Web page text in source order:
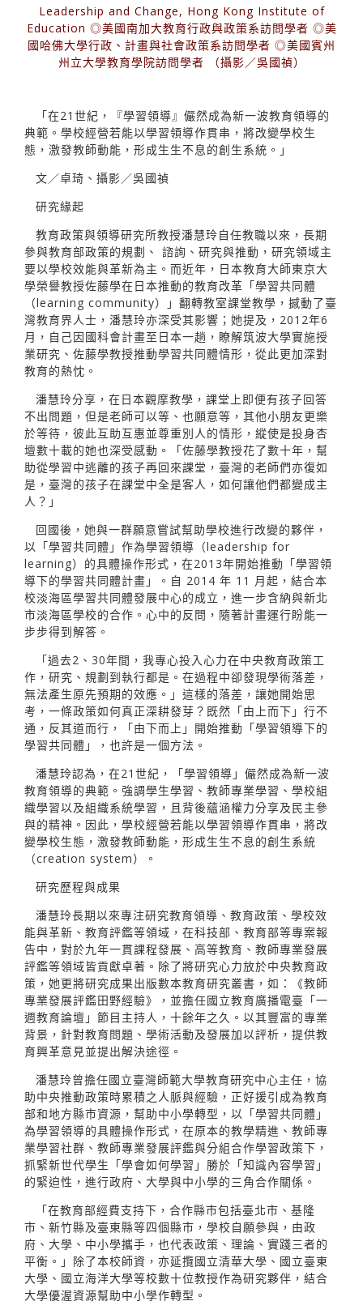
Leadership and Change, Hong Kong Institute of
Education ◎美國南加大教育行政與政策系訪問學者 ◎美
國哈佛大學行政、計畫與社會政策系訪問學者 ◎美國賓州
州立大學教育學院訪問學者 （攝影／吳國禎）
「在21世紀，『學習領導』儼然成為新一波教育領導的
典範。學校經營若能以學習領導作貫串，將改變學校生
態，激發教師動能，形成生生不息的創生系統。」
文／卓琦、攝影／吳國禎
研究緣起
教育政策與領導研究所教授潘慧玲自任教職以來，長期
參與教育部政策的規劃、 諮詢、研究與推動，研究領域主
要以學校效能與革新為主。而近年，日本教育大師東京大
學榮譽教授佐藤學在日本推動的教育改革「學習共同體
（learning community）」翻轉教室課堂教學，撼動了臺
灣教育界人士，潘慧玲亦深受其影響；她提及，2012年6
月，自己因國科會計畫至日本一趟，瞭解筑波大學實施授
業研究、佐藤學教授推動學習共同體情形，從此更加深對
教育的熱忱。
潘慧玲分享，在日本觀摩教學，課堂上即便有孩子回答
不出問題，但是老師可以等、也願意等，其他小朋友更樂
於等待，彼此互助互惠並尊重別人的情形，縱使是投身杏
壇數十載的她也深受感動。「佐藤學教授花了數十年，幫
助從學習中逃離的孩子再回來課堂，臺灣的老師們亦復如
是，臺灣的孩子在課堂中全是客人，如何讓他們都變成主
人？」
回國後，她與一群願意嘗試幫助學校進行改變的夥伴，
以「學習共同體」作為學習領導（leadership for
learning）的具體操作形式，在2013年開始推動「學習領
導下的學習共同體計畫」。自 2014 年 11 月起，結合本
校淡海區學習共同體發展中心的成立，進一步含納與新北
市淡海區學校的合作。心中的反問，隨著計畫運行盼能一
步步得到解答。
「過去2、30年間，我專心投入心力在中央教育政策工
作，研究、規劃到執行都是。在過程中卻發現學術落差，
無法產生原先預期的效應。」這樣的落差，讓她開始思
考，一條政策如何真正深耕發芽？既然「由上而下」行不
通，反其道而行，「由下而上」開始推動「學習領導下的
學習共同體」，也許是一個方法。
潘慧玲認為，在21世紀，「學習領導」儼然成為新一波
教育領導的典範。強調學生學習、教師專業學習、學校組
織學習以及組織系統學習，且背後蘊涵權力分享及民主參
與的精神。因此，學校經營若能以學習領導作貫串，將改
變學校生態，激發教師動能，形成生生不息的創生系統
（creation system）。
研究歷程與成果
潘慧玲長期以來專注研究教育領導、教育政策、學校效
能與革新、教育評鑑等領域，在科技部、教育部等專案報
告中，對於九年一貫課程發展、高等教育、教師專業發展
評鑑等領域皆貢獻卓著。除了將研究心力放於中央教育政
策，她更將研究成果出版數本教育研究叢書，如：《教師
專業發展評鑑田野經驗》，並擔任國立教育廣播電臺「一
週教育論壇」節目主持人，十餘年之久。以其豐富的專業
背景，針對教育問題、學術活動及發展加以評析，提供教
育興革意見並提出解決途徑。
潘慧玲曾擔任國立臺灣師範大學教育研究中心主任，協
助中央推動政策時累積之人脈與經驗，正好援引成為教育
部和地方縣市資源，幫助中小學轉型，以「學習共同體」
為學習領導的具體操作形式，在原本的教學精進、教師專
業學習社群、教師專業發展評鑑與分組合作學習政策下，
抓緊新世代學生「學會如何學習」勝於「知識內容學習」
的緊迫性，進行政府、大學與中小學的三角合作關係。
「在教育部經費支持下，合作縣市包括臺北市、基隆
市、新竹縣及臺東縣等四個縣市，學校自願參與，由政
府、大學、中小學攜手，也代表政策、理論、實踐三者的
平衡。」除了本校師資，亦延攬國立清華大學、國立臺東
大學、國立海洋大學等校數十位教授作為研究夥伴，結合
大學優渥資源幫助中小學作轉型。